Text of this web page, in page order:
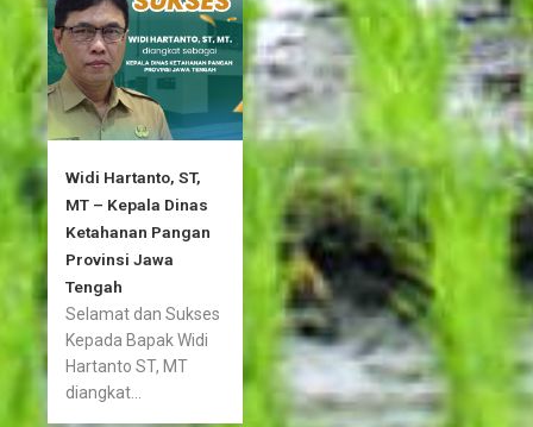
Widi Hartanto, ST,
MT – Kepala Dinas
Ketahanan Pangan
Provinsi Jawa
Tengah
Selamat dan Sukses
Kepada Bapak Widi
Hartanto ST, MT
diangkat...